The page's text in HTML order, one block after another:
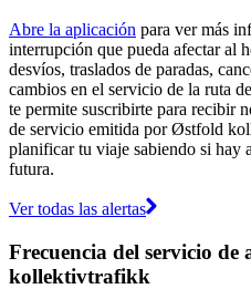
Abre la aplicación para ver más
interrupción que pueda afectar al
desvíos, traslados de paradas,
cambios en el servicio de la ruta
te permite suscribirte para recibir
de servicio emitida por Østfold
planificar tu viaje sabiendo si hay
futura.
Ver todas las alertas
Frecuencia del servicio
kollektivtrafikk